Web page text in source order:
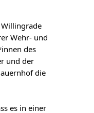
Wehr- und
des
und der
die
es in einer